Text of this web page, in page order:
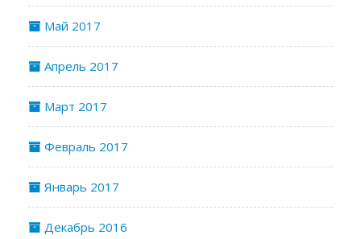
Май 2017
Апрель 2017
Март 2017
Февраль 2017
Январь 2017
Декабрь 2016